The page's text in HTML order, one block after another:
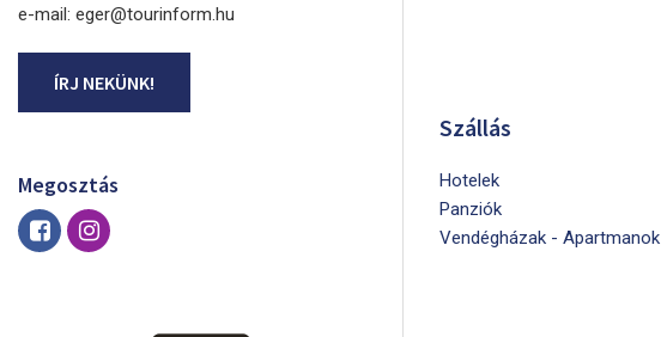
e-mail: eger@tourinform.hu
ÍRJ NEKÜNK!
Megosztás
Szállás
Hotelek
Panziók
Vendégházak - Apartmanok